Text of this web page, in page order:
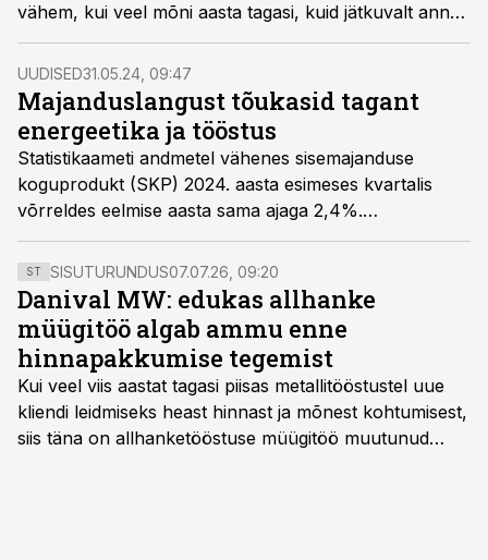
vähem, kui veel mõni aasta tagasi, kuid jätkuvalt annab
see olulise panuse meie riigi majandusse. Mida arvab
Redgate Capitali partner ja majandusekspert Valeria
Kiisk ekspordisektori tänasest ja homsest ning kuidas
ärevas majandusolukorras täiendavaid kaitsemeetmeid
leida?
UUDISED31.05.24, 09:47
Majanduslangust tõukasid tagant
energeetika ja tööstus
Statistikaameti andmetel vähenes sisemajanduse
koguprodukt (SKP) 2024. aasta esimeses kvartalis
võrreldes eelmise aasta sama ajaga 2,4%.
Jooksevhindades moodustas SKP esimeses kvartalis
8,9 miljardit eurot.
ST SISUTURUNDUS07.07.26, 09:20
Danival MW: edukas allhanke
müügitöö algab ammu enne
hinnapakkumise tegemist
Kui veel viis aastat tagasi piisas metallitööstustel uue
kliendi leidmiseks heast hinnast ja mõnest kohtumisest,
siis täna on allhanketööstuse müügitöö muutunud